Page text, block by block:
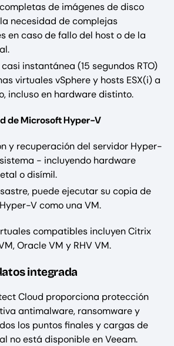
de imágenes de disco
necesidad de complejas
en caso de fallo del host o de la
instantánea (15 segundos RTO)
virtuales vSphere y hosts ESX(i) a
incluso en hardware distinto.
de Microsoft Hyper-V
y recuperación del servidor Hyper-
- incluyendo hardware
o disímil.
puede ejecutar su copia de
V como una VM.
compatibles incluyen Citrix
Oracle VM y RHV VM.
integrada
Cloud proporciona protección
antimalware, ransomware y
los puntos finales y cargas de
no está disponible en Veeam.